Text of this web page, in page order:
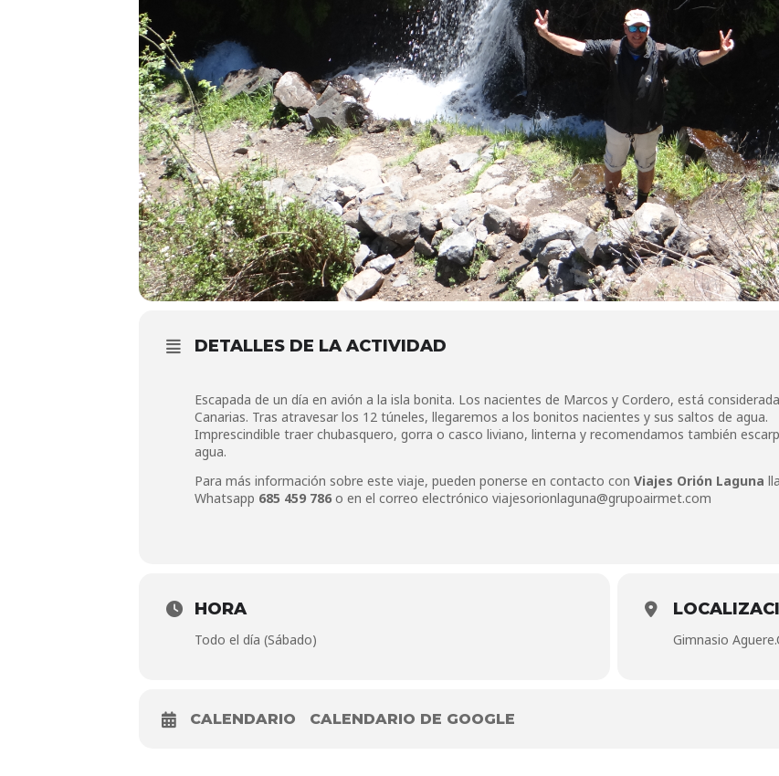
DETALLES DE LA ACTIVIDAD
Escapada de un día en avión a la isla bonita. Los nacientes de Marcos y Cordero, está
Canarias. Tras atravesar los 12 túneles, llegaremos a los bonitos nacientes y sus saltos de agua.
Imprescindible traer chubasquero, gorra o casco liviano, linterna y recomendamos también
agua.
Para más información sobre este viaje, pueden ponerse en contacto con Viajes Orión Laguna
Whatsapp 685 459 786 o en el correo electrónico viajesorionlaguna@grupoairmet.com
HORA
Todo el día (Sábado) Gimnasio
CALENDARIO CALENDARIO DE GOOGLE